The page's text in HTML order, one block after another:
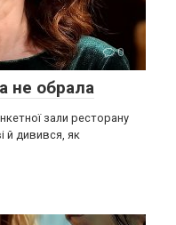
0
не обрала
зали ресторану
й дивився, як